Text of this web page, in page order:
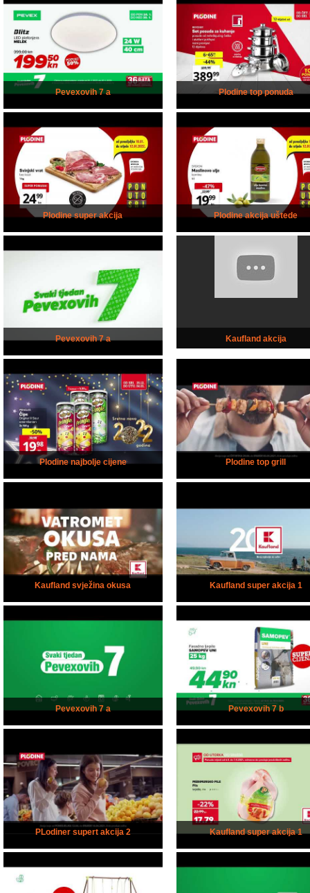
Pevexovih 7 a Plodine top ponuda
Plodine super akcija Plodine akcija uštede
Pevexovih 7 a Kaufland akcija
Plodine najbolje cijene Plodine top grill
Kaufland svježina okusa Kaufland super akcija 1
Pevexovih 7 a Pevexovih 7 b
PLodiner supert akcija 2 Kaufland super akcija 1